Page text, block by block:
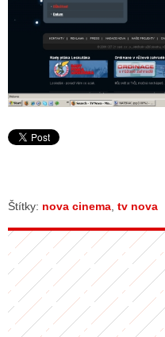
Štítky: nova cinema tv nova